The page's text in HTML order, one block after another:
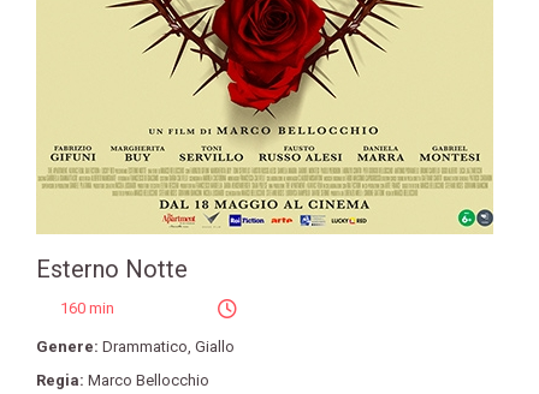
Esterno Notte
160 min
Genere: Drammatico Giallo
Regia: Marco Bellocchio